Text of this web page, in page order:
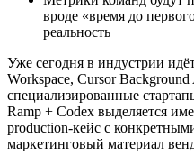
вроде «время до
реальность
Уже сегодня в индустрии
Workspace, Cursor
специализированные
Ramp + Codex выделяется
production-кейс с
маркетинговый материал